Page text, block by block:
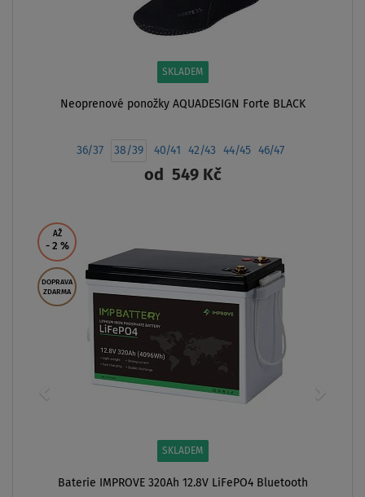
SKLADEM
Neoprenové ponožky AQUADESIGN Forte BLACK
36/37 38/39 40/41 42/43 44/45 46/47
od 549 Kč
AŽ
- 2 %
DOPRAVA
ZDARMA
SKLADEM
Baterie IMPROVE 320Ah 12.8V LiFePO4 Bluetooth